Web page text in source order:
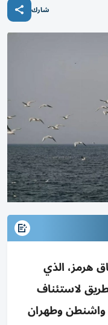
شارك
هرمز، الذي
لاستئناف
واشنطن وطهران